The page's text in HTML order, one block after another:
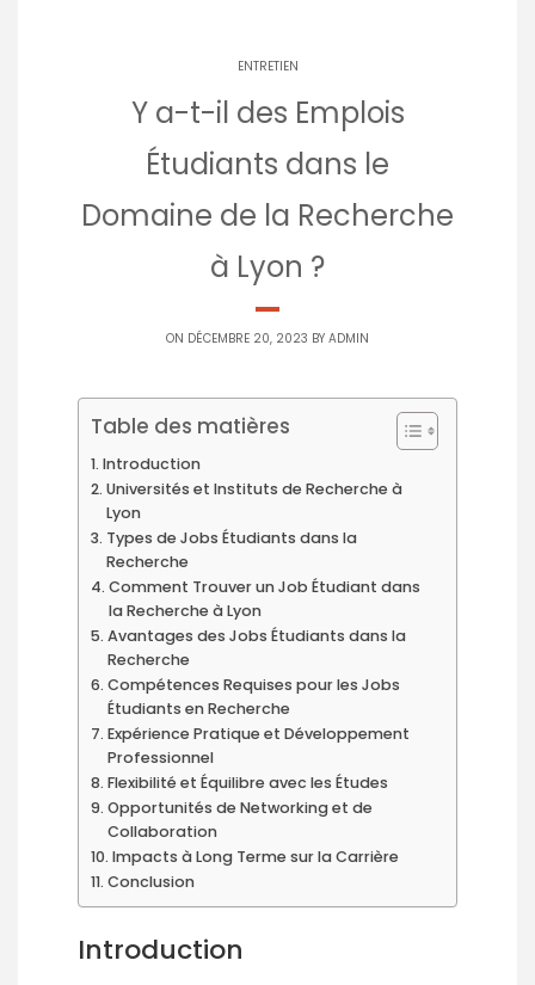
ENTRETIEN
Y a-t-il des Emplois
Étudiants dans le
Domaine de la Recherche
à Lyon ?
ON DÉCEMBRE 20, 2023 BY ADMIN
Table des matières
Introduction
Universités et Instituts de Recherche à
Lyon
Types de Jobs Étudiants dans la
Recherche
Comment Trouver un Job Étudiant dans
la Recherche à Lyon
Avantages des Jobs Étudiants dans la
Recherche
Compétences Requises pour les Jobs
Étudiants en Recherche
Expérience Pratique et Développement
Professionnel
Flexibilité et Équilibre avec les Études
Opportunités de Networking et de
Collaboration
Impacts à Long Terme sur la Carrière
Conclusion
Introduction